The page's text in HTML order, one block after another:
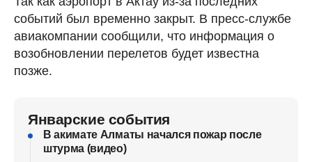
событий был временно закрыт. В пресс-службе
авиакомпании сообщили, что информация о
возобновлении перелетов будет известна
позже.
Январские события
В акимате Алматы начался пожар после
штурма (видео)